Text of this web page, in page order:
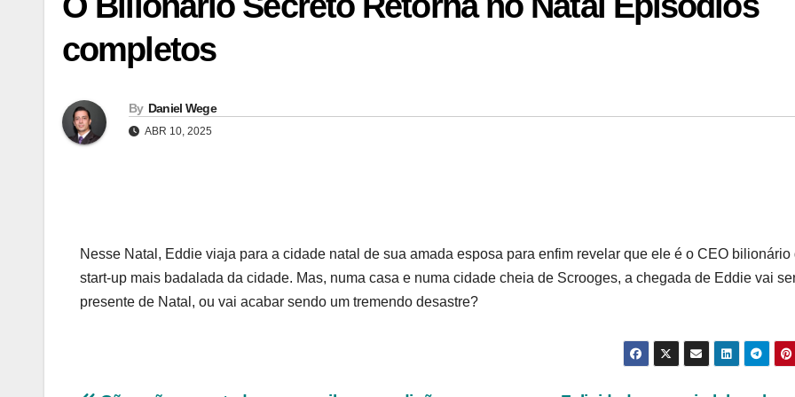
completos
By Daniel Wege
ABR 10, 2025
Nesse Natal, Eddie viaja para a cidade natal de sua amada esposa para enfim revelar que ele é o CEO bilionário
start-up mais badalada da cidade. Mas, numa casa e numa cidade cheia de Scrooges, a chegada de Eddie vai
presente de Natal, ou vai acabar sendo um tremendo desastre?